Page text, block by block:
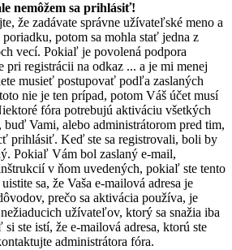
nemôžem sa prihlásiť!
že zadávate správne užívateľské meno a
potom sa mohla stať jedna z
vecí. Pokiaľ je povolená podpora
pri registrácii na odkaz ... a je mi menej
musieť postupovať podľa zaslaných
nie je ten prípad, potom Váš účet musí
fóra potrebujú aktiváciu všetkých
Vami, alebo administrátorom pred tim,
prihlásiť. Keď ste sa registrovali, boli by
Pokiaľ Vám bol zaslaný e-mail,
v ňom uvedených, pokiaľ ste tento
sa, že Vaša e-mailová adresa je
prečo sa aktivácia používa, je
užívateľov, ktorý sa snažia iba
ste istí, že e-mailová adresa, ktorú ste
administrátora fóra.